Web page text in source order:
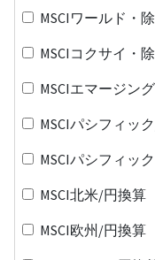
MSCIワールド・
MSCIコクサイ・
MSCIエマージン
MSCIパシフィッ
MSCIパシフィッ
MSCI北米/円換算
MSCI欧州/円換算